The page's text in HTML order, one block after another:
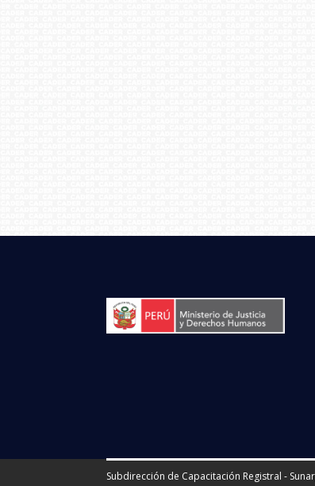
Subdirección de Capacitación Registral -